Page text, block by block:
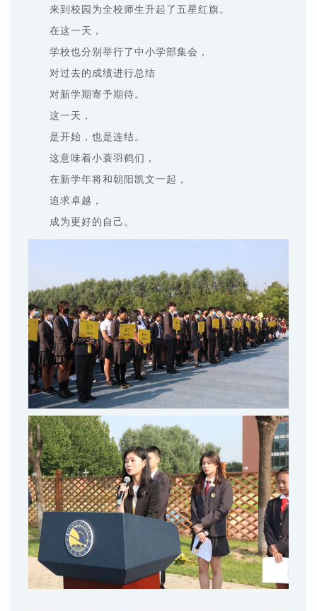
来到校园为全校师生升起了五星红旗。
在这一天，
学校也分别举行了中小学部集会，
对过去的成绩进行总结
对新学期寄予期待。
这一天，
是开始，也是连结。
这意味着小蓑羽鹤们，
在新学年将和朝阳凯文一起，
追求卓越，
成为更好的自己。